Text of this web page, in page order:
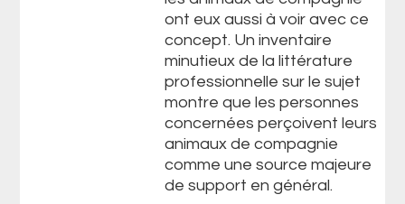
ont eux aussi à voir avec ce
concept. Un inventaire
minutieux de la littérature
professionnelle sur le sujet
montre que les personnes
concernées perçoivent leurs
animaux de compagnie
comme une source majeure
de support en général.